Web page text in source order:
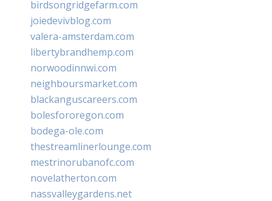
birdsongridgefarm.com
joiedevivblog.com
valera-amsterdam.com
libertybrandhemp.com
norwoodinnwi.com
neighboursmarket.com
blackanguscareers.com
bolesfororegon.com
bodega-ole.com
thestreamlinerlounge.com
mestrinorubanofc.com
novelatherton.com
nassvalleygardens.net